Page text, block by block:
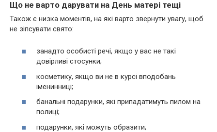
Що не варто дарувати на День матері тещі
Також є низка моментів, на які варто звернути увагу, щоб
не зіпсувати свято:
занадто особисті речі, якщо у вас не такі
довірливі стосунки;
косметику, якщо ви не в курсі вподобань
іменинниці;
банальні подарунки, які припадатимуть пилом на
полиці;
подарунки, які можуть образити;